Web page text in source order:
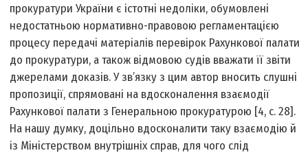
прокуратури України є істотні недоліки, обумовлені
недостатньою нормативно-правовою регламентацією
процесу передачі матеріалів перевірок Рахункової палати
до прокуратури, а також відмовою судів вважати її звіти
джерелами доказів. У зв’язку з цим автор вносить слушні
пропозиції, спрямовані на вдосконалення взаємодії
Рахункової палати з Генеральною прокуратурою [4, с. 28].
На нашу думку, доцільно вдосконалити таку взаємодію й
із Міністерством внутрішніх справ, для чого слід